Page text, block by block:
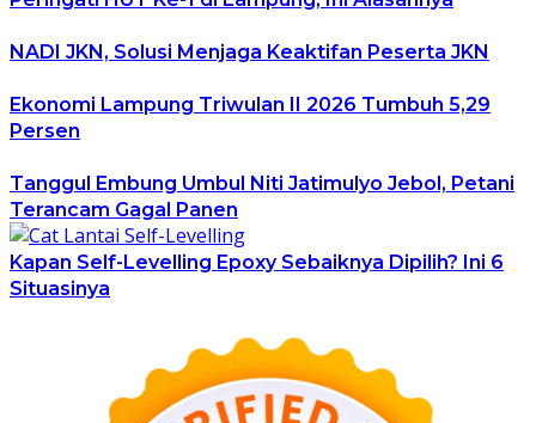
NADI JKN, Solusi Menjaga Keaktifan Peserta JKN
Ekonomi Lampung Triwulan II 2026 Tumbuh 5,29
Persen
Tanggul Embung Umbul Niti Jatimulyo Jebol, Petani
Terancam Gagal Panen
Kapan Self-Levelling Epoxy Sebaiknya Dipilih? Ini 6
Situasinya